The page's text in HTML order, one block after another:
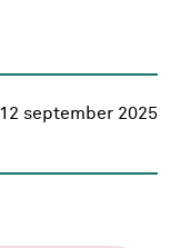
12 september 2025